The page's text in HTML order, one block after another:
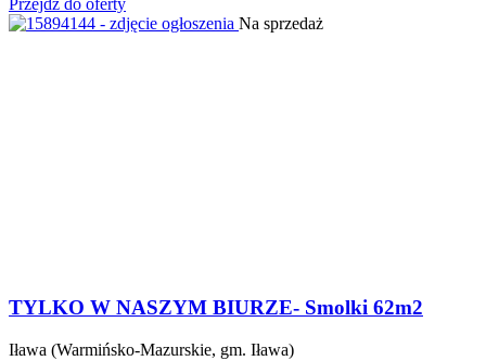
Na sprzedaż
TYLKO W NASZYM BIURZE- Smolki 62m2
Iława (Warmińsko-Mazurskie, gm. Iława)